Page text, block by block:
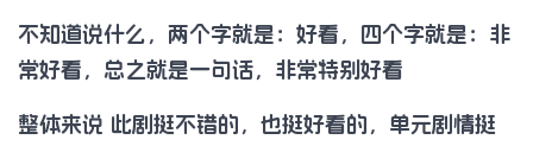
不知道说什么，两个字就是：好看，四个字就是：非
常好看，总之就是一句话，非常特别好看
整体来说 此剧挺不错的，也挺好看的，单元剧情挺